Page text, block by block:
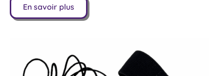
En savoir plus